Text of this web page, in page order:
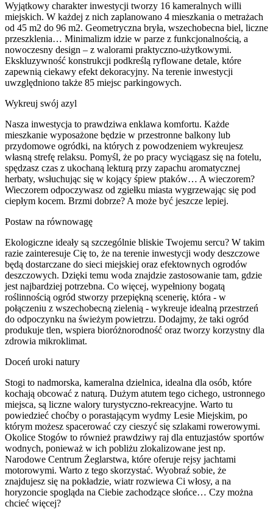
Wyjątkowy charakter inwestycji tworzy 16 kameralnych willi
miejskich. W każdej z nich zaplanowano 4 mieszkania o metrażach
od 45 m2 do 96 m2. Geometryczna bryła, wszechobecna biel, liczne
przeszklenia… Minimalizm idzie w parze z funkcjonalnością, a
nowoczesny design – z walorami praktyczno-użytkowymi.
Ekskluzywność konstrukcji podkreślą ryflowane detale, które
zapewnią ciekawy efekt dekoracyjny. Na terenie inwestycji
uwzględniono także 85 miejsc parkingowych.
Wykreuj swój azyl
Nasza inwestycja to prawdziwa enklawa komfortu. Każde
mieszkanie wyposażone będzie w przestronne balkony lub
przydomowe ogródki, na których z powodzeniem wykreujesz
własną strefę relaksu. Pomyśl, że po pracy wyciągasz się na fotelu,
spędzasz czas z ukochaną lekturą przy zapachu aromatycznej
herbaty, wsłuchując się w kojący śpiew ptaków… A wieczorem?
Wieczorem odpoczywasz od zgiełku miasta wygrzewając się pod
ciepłym kocem. Brzmi dobrze? A może być jeszcze lepiej.
Postaw na równowagę
Ekologiczne ideały są szczególnie bliskie Twojemu sercu? W takim
razie zainteresuje Cię to, że na terenie inwestycji wody deszczowe
będą dostarczane do sieci miejskiej oraz efektownych ogrodów
deszczowych. Dzięki temu woda znajdzie zastosowanie tam, gdzie
jest najbardziej potrzebna. Co więcej, wypełniony bogatą
roślinnością ogród stworzy przepiękną scenerię, która - w
połączeniu z wszechobecną zielenią - wykreuje idealną przestrzeń
do odpoczynku na świeżym powietrzu. Dodajmy, że taki ogród
produkuje tlen, wspiera bioróżnorodność oraz tworzy korzystny dla
zdrowia mikroklimat.
Doceń uroki natury
Stogi to nadmorska, kameralna dzielnica, idealna dla osób, które
kochają obcować z naturą. Dużym atutem tego cichego, ustronnego
miejsca, są liczne walory turystyczno-rekreacyjne. Warto tu
powiedzieć choćby o porastającym wydmy Lesie Miejskim, po
którym możesz spacerować czy cieszyć się szlakami rowerowymi.
Okolice Stogów to również prawdziwy raj dla entuzjastów sportów
wodnych, ponieważ w ich pobliżu zlokalizowane jest np.
Narodowe Centrum Żeglarstwa, które oferuje rejsy jachtami
motorowymi. Warto z tego skorzystać. Wyobraź sobie, że
znajdujesz się na pokładzie, wiatr rozwiewa Ci włosy, a na
horyzoncie spogląda na Ciebie zachodzące słońce… Czy można
chcieć więcej?